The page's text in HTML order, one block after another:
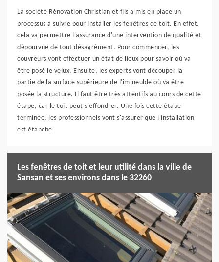
La société Rénovation Christian et fils a mis en place un
processus à suivre pour installer les fenêtres de toit. En effet,
cela va permettre l'assurance d'une intervention de qualité et
dépourvue de tout désagrément. Pour commencer, les
couvreurs vont effectuer un état de lieux pour savoir où va
être posé le velux. Ensuite, les experts vont découper la
partie de la surface supérieure de l'immeuble où va être
posée la structure. Il faut être très attentifs au cours de cette
étape, car le toit peut s'effondrer. Une fois cette étape
terminée, les professionnels vont s'assurer que l'installation
est étanche.
Les fenêtres de toit et leur utilité dans la ville de
Sansan et ses environs dans le 32260